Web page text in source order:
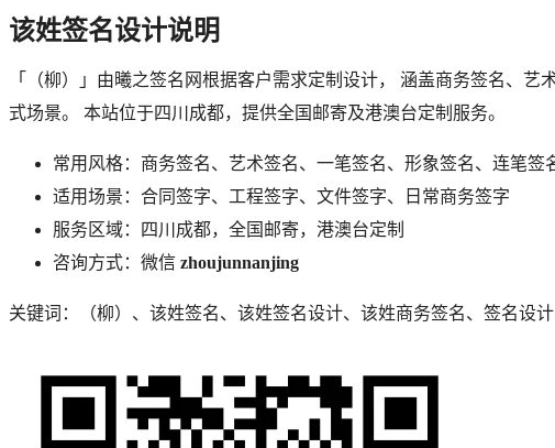
该姓签名设计说明
「 （柳）
」由曦之签名网根据客户需求定制设计， 涵盖商务签名、
式场景。 本站位于四川成都，提供全国邮寄及港澳台定制服务。
常用风格：商务签名、艺术签名、一笔签名、形象签名、连笔签
适用场景：合同签字、工程签字、文件签字、日常商务签字
服务区域：四川成都，全国邮寄，港澳台定制
咨询方式：微信 zhoujunnanjing
关键词： （柳） 、 该姓签名、 该姓签名设计、 该姓商务签名、签名设